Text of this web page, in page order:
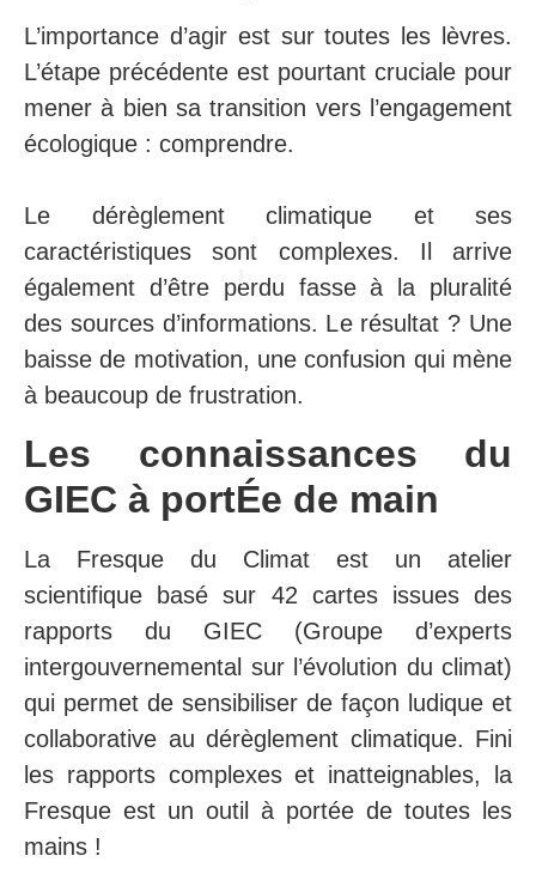
L’importance d’agir est sur toutes les lèvres.
L’étape précédente est pourtant cruciale pour
mener à bien sa transition vers l’engagement
écologique : comprendre.
Le dérèglement climatique et ses
caractéristiques sont complexes. Il arrive
également d’être perdu fasse à la pluralité
des sources d’informations. Le résultat ? Une
baisse de motivation, une confusion qui mène
à beaucoup de frustration.
Les connaissances du
GIEC à portÉe de main
La Fresque du Climat est un atelier
scientifique basé sur 42 cartes issues des
rapports du GIEC (Groupe d’experts
intergouvernemental sur l’évolution du climat)
qui permet de sensibiliser de façon ludique et
collaborative au dérèglement climatique. Fini
les rapports complexes et inatteignables, la
Fresque est un outil à portée de toutes les
mains !